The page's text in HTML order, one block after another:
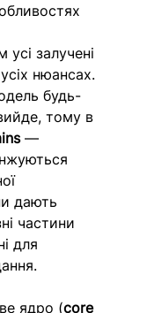
залучені
нюансах.
будь-
тому в
—
дають
частини
для
ядро (core